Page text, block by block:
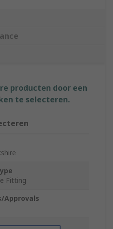
producten door een
te selecteren.
Fitting
Approvals